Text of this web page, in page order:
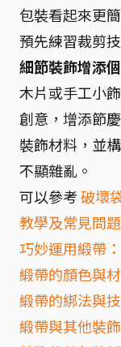
包裝看起來更
預先練習裁剪
細節裝飾增添
木片或手工小
創意，增添節
裝飾材料，並
不顯雜亂。
可以參考破壞
教學及常見問
巧妙運用緞帶
緞帶的顏色與
緞帶的綁法與
緞帶與其他裝